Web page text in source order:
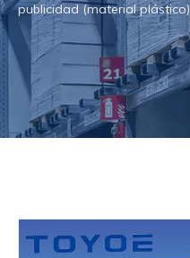
publicidad (material plástico)